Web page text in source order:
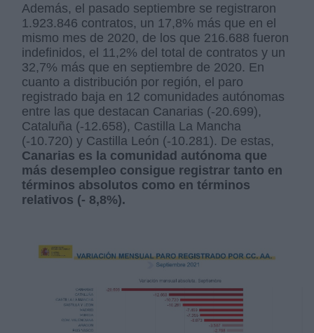
Además, el pasado septiembre se registraron
1.923.846 contratos, un 17,8% más que en el
mismo mes de 2020, de los que 216.688 fueron
indefinidos, el 11,2% del total de contratos y un
32,7% más que en septiembre de 2020. En
cuanto a distribución por región, el paro
registrado baja en 12 comunidades autónomas
entre las que destacan Canarias (-20.699),
Cataluña (-12.658), Castilla La Mancha
(-10.720) y Castilla León (-10.281). De estas,
Canarias es la comunidad autónoma que
más desempleo consigue registrar tanto en
términos absolutos como en términos
relativos (- 8,8%).